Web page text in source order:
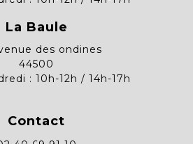
La Baule
des ondines
44500
: 10h-12h / 14h-17h
Contact